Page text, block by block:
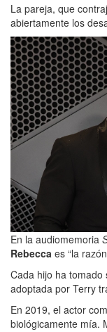
La pareja, que
abiertamente los
En la audiomemoria
Rebecca es “la
Cada hijo ha tomado
adoptada por Terry
En 2019, el actor
biológicamente mía.